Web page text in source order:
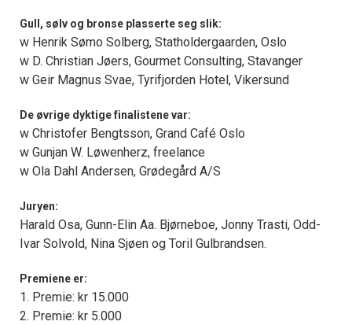
Gull, sølv og bronse plasserte seg slik:
w Henrik Sømo Solberg, Statholdergaarden, Oslo
w D. Christian Jøers, Gourmet Consulting, Stavanger
w Geir Magnus Svae, Tyrifjorden Hotel, Vikersund
De øvrige dyktige finalistene var:
w Christofer Bengtsson, Grand Café Oslo
w Gunjan W. Løwenherz, freelance
w Ola Dahl Andersen, Grødegård A/S
Juryen:
Harald Osa, Gunn-Elin Aa. Bjørneboe, Jonny Trasti, Odd-
Ivar Solvold, Nina Sjøen og Toril Gulbrandsen.
Premiene er:
1. Premie: kr 15.000
2. Premie: kr 5.000